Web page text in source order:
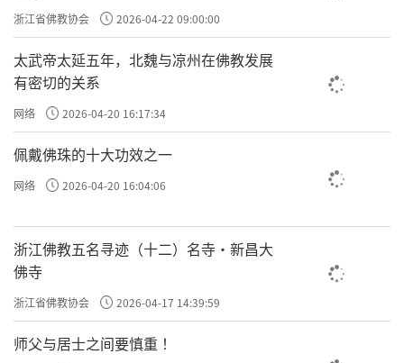
浙江省佛教协会 2026-04-22 09:00:00
太武帝太延五年，北魏与凉州在佛教发展
有密切的关系
网络 2026-04-20 16:17:34
佩戴佛珠的十大功效之一
网络 2026-04-20 16:04:06
浙江佛教五名寻迹（十二）名寺·新昌大
佛寺
浙江省佛教协会 2026-04-17 14:39:59
师父与居士之间要慎重 ！